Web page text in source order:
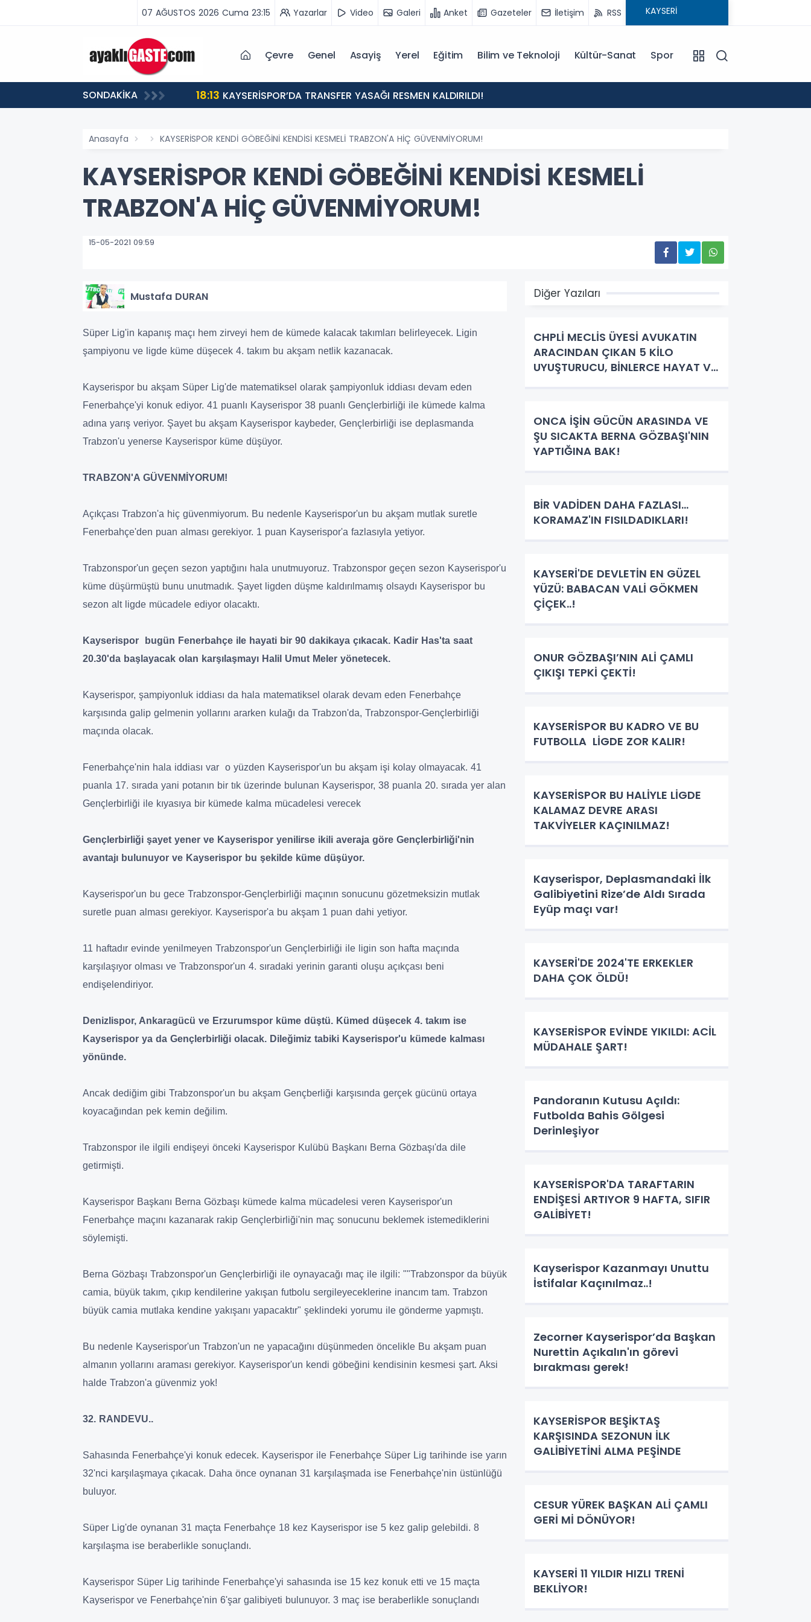
07 AĞUSTOS 2026 Cuma 23:15 Yazarlar Video Galeri Anket Gazeteler İletişim RSS
Çevre Genel Asayiş Yerel Eğitim Bilim ve Teknoloji Kültür-Sanat Spor
SONDAKİKA
VAR, MÜCADELE VAR!” 18:13 KAYSERİSPOR’DA TRANSFER YASAĞI RESMEN KALDIRILDI!
Anasayfa KAYSERİSPOR KENDİ GÖBEĞİNİ KENDİSİ KESMELİ TRABZON'A HİÇ GÜVENMİYORUM!
KAYSERİSPOR KENDİ GÖBEĞİNİ KENDİSİ KESMELİ
TRABZON'A HİÇ GÜVENMİYORUM!
15-05-2021 09:59
Mustafa DURAN
Süper Lig'in kapanış maçı hem zirveyi hem de kümede kalacak takımları belirleyecek. Ligin
şampiyonu ve ligde küme düşecek 4. takım bu akşam netlik kazanacak.
Kayserispor bu akşam Süper Lig'de matematiksel olarak şampiyonluk iddiası devam eden
Fenerbahçe'yi konuk ediyor. 41 puanlı Kayserispor 38 puanlı Gençlerbirliği ile kümede kalma
adına yarış veriyor. Şayet bu akşam Kayserispor kaybeder, Gençlerbirliği ise deplasmanda
Trabzon'u yenerse Kayserispor küme düşüyor.
TRABZON'A GÜVENMİYORUM!
Açıkçası Trabzon'a hiç güvenmiyorum. Bu nedenle Kayserispor'un bu akşam mutlak suretle
Fenerbahçe'den puan alması gerekiyor. 1 puan Kayserispor'a fazlasıyla yetiyor.
Trabzonspor'un geçen sezon yaptığını hala unutmuyoruz. Trabzonspor geçen sezon Kayserispor'u
küme düşürmüştü bunu unutmadık. Şayet ligden düşme kaldırılmamış olsaydı Kayserispor bu
sezon alt ligde mücadele ediyor olacaktı.
Kayserispor bugün Fenerbahçe ile hayati bir 90 dakikaya çıkacak. Kadir Has'ta saat
20.30'da başlayacak olan karşılaşmayı Halil Umut Meler yönetecek.
Kayserispor, şampiyonluk iddiası da hala matematiksel olarak devam eden Fenerbahçe
karşısında galip gelmenin yollarını ararken kulağı da Trabzon'da, Trabzonspor-Gençlerbirliği
maçında olacak.
Fenerbahçe'nin hala iddiası var o yüzden Kayserispor'un bu akşam işi kolay olmayacak. 41
puanla 17. sırada yani potanın bir tık üzerinde bulunan Kayserispor, 38 puanla 20. sırada yer alan
Gençlerbirliği ile kıyasıya bir kümede kalma mücadelesi verecek
Gençlerbirliği şayet yener ve Kayserispor yenilirse ikili averaja göre Gençlerbirliği'nin
avantajı bulunuyor ve Kayserispor bu şekilde küme düşüyor.
Kayserispor'un bu gece Trabzonspor-Gençlerbirliği maçının sonucunu gözetmeksizin mutlak
suretle puan alması gerekiyor. Kayserispor'a bu akşam 1 puan dahi yetiyor.
11 haftadır evinde yenilmeyen Trabzonspor'un Gençlerbirliği ile ligin son hafta maçında
karşılaşıyor olması ve Trabzonspor'un 4. sıradaki yerinin garanti oluşu açıkçası beni
endişelendiriyor.
Denizlispor, Ankaragücü ve Erzurumspor küme düştü. Kümed düşecek 4. takım ise
Kayserispor ya da Gençlerbirliği olacak. Dileğimiz tabiki Kayserispor'u kümede kalması
yönünde.
Ancak dediğim gibi Trabzonspor'un bu akşam Gençberliği karşısında gerçek gücünü ortaya
koyacağından pek kemin değilim.
Trabzonspor ile ilgili endişeyi önceki Kayserispor Kulübü Başkanı Berna Gözbaşı'da dile
getirmişti.
Kayserispor Başkanı Berna Gözbaşı kümede kalma mücadelesi veren Kayserispor'un
Fenerbahçe maçını kazanarak rakip Gençlerbirliği'nin maç sonucunu beklemek istemediklerini
söylemişti.
Berna Gözbaşı Trabzonspor'un Gençlerbirliği ile oynayacağı maç ile ilgili: ""Trabzonspor da büyük
camia, büyük takım, çıkıp kendilerine yakışan futbolu sergileyeceklerine inancım tam. Trabzon
büyük camia mutlaka kendine yakışanı yapacaktır" şeklindeki yorumu ile gönderme yapmıştı.
Bu nedenle Kayserispor'un Trabzon'un ne yapacağını düşünmeden öncelikle Bu akşam puan
almanın yollarını araması gerekiyor. Kayserispor'un kendi göbeğini kendisinin kesmesi şart. Aksi
halde Trabzon'a güvenmiz yok!
32. RANDEVU..
Sahasında Fenerbahçe'yi konuk edecek. Kayserispor ile Fenerbahçe Süper Lig tarihinde ise yarın
32'nci karşılaşmaya çıkacak. Daha önce oynanan 31 karşılaşmada ise Fenerbahçe'nin üstünlüğü
buluyor.
Süper Lig'de oynanan 31 maçta Fenerbahçe 18 kez Kayserispor ise 5 kez galip gelebildi. 8
karşılaşma ise beraberlikle sonuçlandı.
Kayserispor Süper Lig tarihinde Fenerbahçe'yi sahasında ise 15 kez konuk etti ve 15 maçta
Kayserispor ve Fenerbahçe'nin 6'şar galibiyeti bulunuyor. 3 maç ise beraberlikle sonuçlandı
Diğer Yazıları
CHPLİ MECLİS ÜYESİ AVUKATIN
ARACINDAN ÇIKAN 5 KİLO
UYUŞTURUCU, BİNLERCE HAYAT VE
ONCA İŞİN GÜCÜN ARASINDA VE
ŞU SICAKTA BERNA GÖZBAŞI'NIN
YAPTIĞINA BAK!
BİR VADİDEN DAHA FAZLASI…
KORAMAZ'IN FISILDADIKLARI!
KAYSERİ'DE DEVLETİN EN GÜZEL
YÜZÜ: BABACAN VALİ GÖKMEN
ÇİÇEK..!
ONUR GÖZBAŞI’NIN ALİ ÇAMLI
ÇIKIŞI TEPKİ ÇEKTİ!
KAYSERİSPOR BU KADRO VE BU
FUTBOLLA LİGDE ZOR KALIR!
KAYSERİSPOR BU HALİYLE LİGDE
KALAMAZ DEVRE ARASI
TAKVİYELER KAÇINILMAZ!
Kayserispor, Deplasmandaki İlk
Galibiyetini Rize’de Aldı Sırada
Eyüp maçı var!
KAYSERİ'DE 2024'TE ERKEKLER
DAHA ÇOK ÖLDÜ!
KAYSERİSPOR EVİNDE YIKILDI: ACİL
MÜDAHALE ŞART!
Pandoranın Kutusu Açıldı:
Futbolda Bahis Gölgesi
Derinleşiyor
KAYSERİSPOR'DA TARAFTARIN
ENDİŞESİ ARTIYOR 9 HAFTA, SIFIR
GALİBİYET!
Kayserispor Kazanmayı Unuttu
İstifalar Kaçınılmaz..!
Zecorner Kayserispor’da Başkan
Nurettin Açıkalın'ın görevi
bırakması gerek!
KAYSERİSPOR BEŞİKTAŞ
KARŞISINDA SEZONUN İLK
GALİBİYETİNİ ALMA PEŞİNDE
CESUR YÜREK BAŞKAN ALİ ÇAMLI
GERİ Mİ DÖNÜYOR!
KAYSERİ 11 YILDIR HIZLI TRENİ
BEKLİYOR!